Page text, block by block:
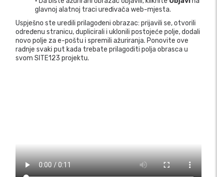
glavnoj alatnoj traci uređivača web-mjesta.
Uspješno ste uredili prilagođeni obrazac: prijavili se, otvorili
određenu stranicu, duplicirali i uklonili postojeće polje, dodali
novo polje za e-poštu i spremili ažuriranja. Ponovite ove
radnje svaki put kada trebate prilagoditi polja obrasca u
svom SITE123 projektu.